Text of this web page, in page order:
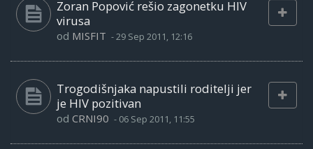
Zoran Popović rešio zagonetku HIV
virusa
od MISFIT -29 Sep 2011, 12:16
Trogodišnjaka napustili roditelji jer
je HIV pozitivan
od CRNI90 - 06 Sep 2011, 11:55